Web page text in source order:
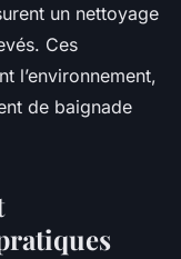
un nettoyage
Ces
l’environnement,
de baignade